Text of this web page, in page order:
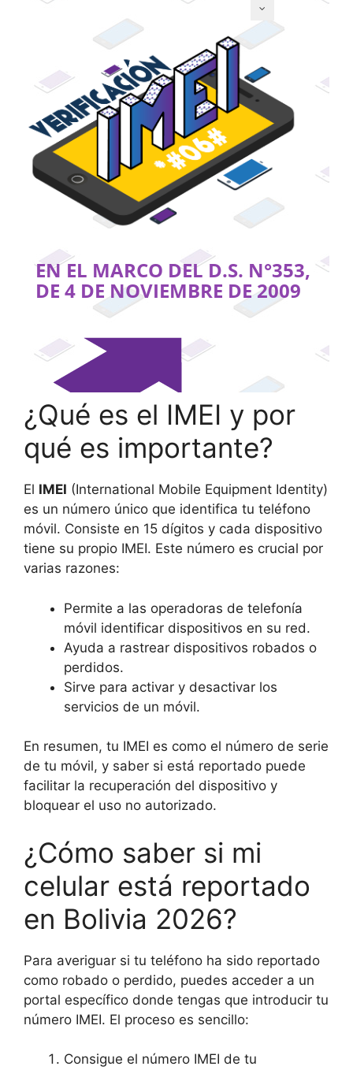
¿Qué es el IMEI y por
qué es importante?
El IMEI (International Mobile Equipment Identity)
es un número único que identifica tu teléfono
móvil. Consiste en 15 dígitos y cada dispositivo
tiene su propio IMEI. Este número es crucial por
varias razones:
Permite a las operadoras de telefonía
móvil identificar dispositivos en su red.
Ayuda a rastrear dispositivos robados o
perdidos.
Sirve para activar y desactivar los
servicios de un móvil.
En resumen, tu IMEI es como el número de serie
de tu móvil, y saber si está reportado puede
facilitar la recuperación del dispositivo y
bloquear el uso no autorizado.
¿Cómo saber si mi
celular está reportado
en Bolivia 2026?
Para averiguar si tu teléfono ha sido reportado
como robado o perdido, puedes acceder a un
portal específico donde tengas que introducir tu
número IMEI. El proceso es sencillo:
Consigue el número IMEI de tu